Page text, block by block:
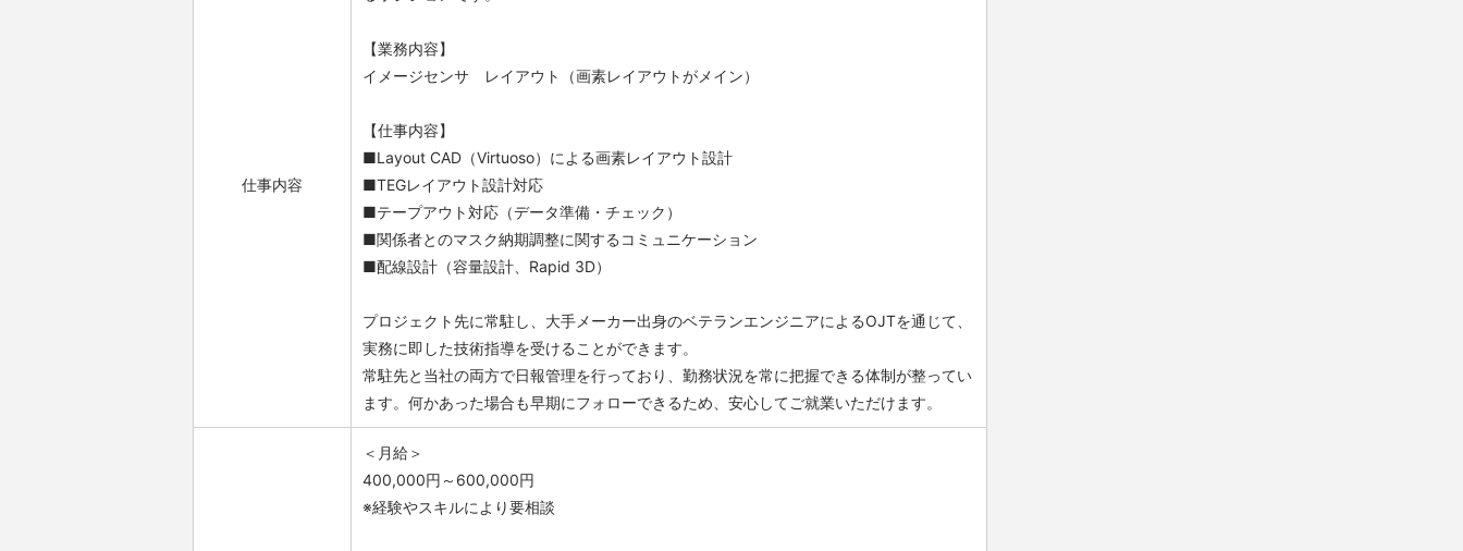
仕事内容
【業務内容】
イメージセンサ レイアウト（画素レイアウトがメイン）
【仕事内容】
■Layout CAD（Virtuoso）による画素レイアウト設計
■TEGレイアウト設計対応
■テープアウト対応（データ準備・チェック）
■関係者とのマスク納期調整に関するコミュニケーション
■配線設計（容量設計、Rapid 3D）
プロジェクト先に常駐し、大手メーカー出身のベテランエンジニアによるOJTを通じて、
実務に即した技術指導を受けることができます。
常駐先と当社の両方で日報管理を行っており、勤務状況を常に把握できる体制が整ってい
ます。何かあった場合も早期にフォローできるため、安心してご就業いただけます。
＜月給＞
400,000円～600,000円
※経験やスキルにより要相談